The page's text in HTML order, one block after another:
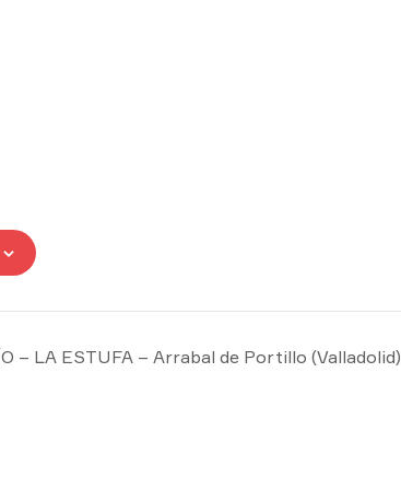
– LA ESTUFA – Arrabal de Portillo (Valladolid)